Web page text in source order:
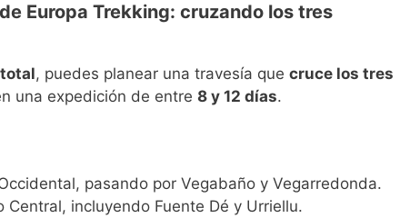
Europa Trekking: cruzando los tres
, puedes planear una travesía que cruce los tres
una expedición de entre 8 y 12 días.
pasando por Vegabaño y Vegarredonda.
Central, incluyendo Fuente Dé y Urriellu.